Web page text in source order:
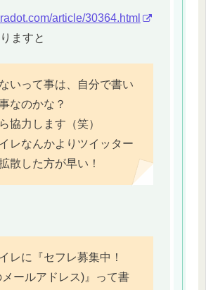
article/30364.html
ますと
いって事は、自分で書い
なのかな？
協力します（笑）
レなんかよりツイッター
散した方が早い！
レに『セフレ募集中！
メールアドレス)』って書